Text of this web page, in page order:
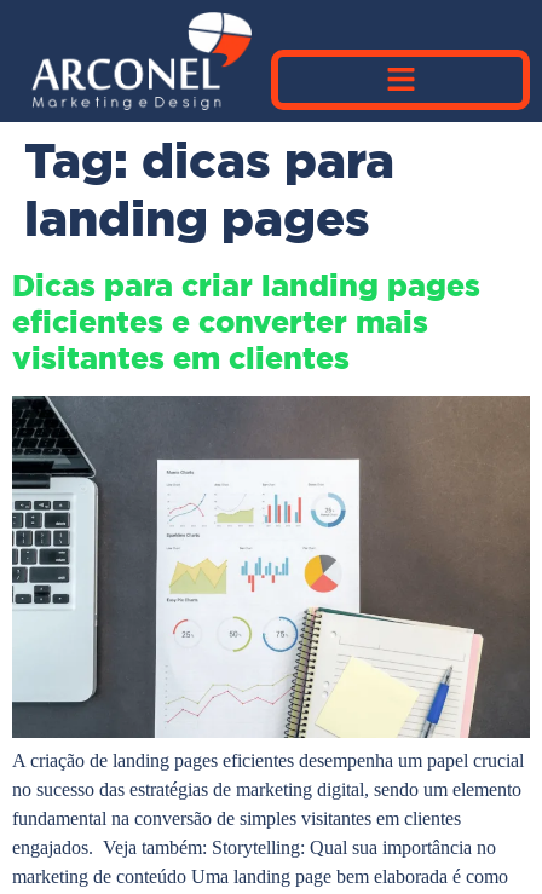
Tag: dicas para
landing pages
Dicas para criar landing pages
eficientes e converter mais
visitantes em clientes
A criação de landing pages eficientes desempenha um papel crucial
no sucesso das estratégias de marketing digital, sendo um elemento
fundamental na conversão de simples visitantes em clientes
engajados. Veja também: Storytelling: Qual sua importância no
marketing de conteúdo Uma landing page bem elaborada é como